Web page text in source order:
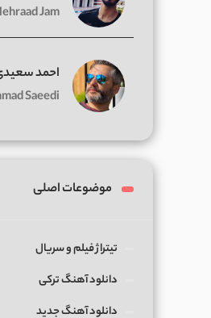
Jam
احمد
Saeedi
موضوعات اصلی
تیتراژ فیلم و سریال
دانلود آهنگ ترکی
دانلود آهنگ جدید